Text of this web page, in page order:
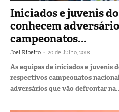
Iniciados e juvenis
conhecem
campeonatos...
Joel Ribeiro - 20 de Julho, 2018
As equipas de iniciados e juvenis
respectivos campeonatos
adversários que vão defrontar